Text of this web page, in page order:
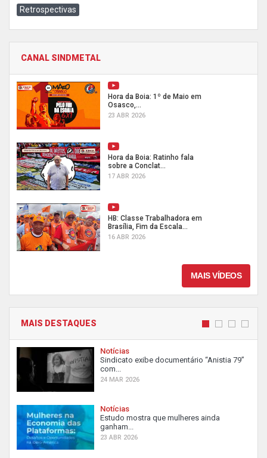
Retrospectivas
CANAL SINDMETAL
Hora da Boia: 1º de Maio em
Osasco,...
23 ABR 2026
Hora da Boia: Ratinho fala
sobre a Conclat...
17 ABR 2026
HB: Classe Trabalhadora em
Brasília, Fim da Escala...
16 ABR 2026
MAIS VÍDEOS
MAIS DESTAQUES
Notícias
Sindicato exibe documentário “Anistia 79”
com...
24 MAR 2026
Notícias
Estudo mostra que mulheres ainda
ganham...
23 ABR 2026